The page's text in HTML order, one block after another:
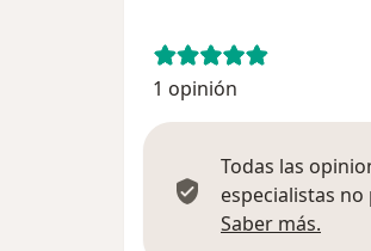
1 opinión
Todas las
especialistas
Saber más.